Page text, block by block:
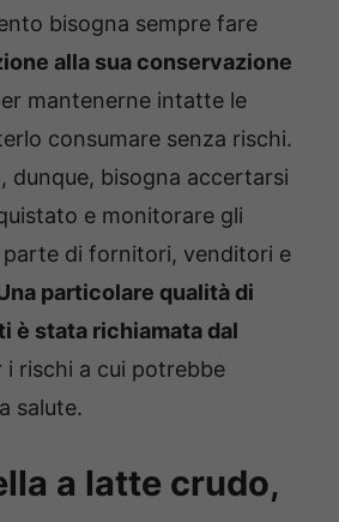
bisogna sempre fare
alla sua conservazione
mantenerne intatte le
consumare senza rischi.
dunque, bisogna accertarsi
e monitorare gli
di fornitori, venditori e
particolare qualità di
è stata richiamata dal
i rischi a cui potrebbe
salute.
a latte crudo,